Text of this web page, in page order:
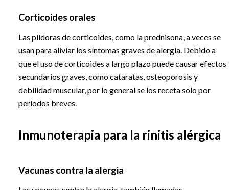
Corticoides orales
Las píldoras de corticoides, como la prednisona, a veces se
usan para aliviar los síntomas graves de alergia. Debido a
que el uso de corticoides a largo plazo puede causar efectos
secundarios graves, como cataratas, osteoporosis y
debilidad muscular, por lo general se los receta solo por
períodos breves.
Inmunoterapia para la rinitis alérgica
Vacunas contra la alergia